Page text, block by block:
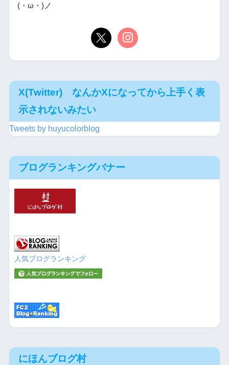
(・ω・)ノ
X(Twitter) なんかXになってから上手く表
示されないみたい
Tweets by huyucolorblog
ブログランキングバナー
人気ブログランキング
にほんブログ村